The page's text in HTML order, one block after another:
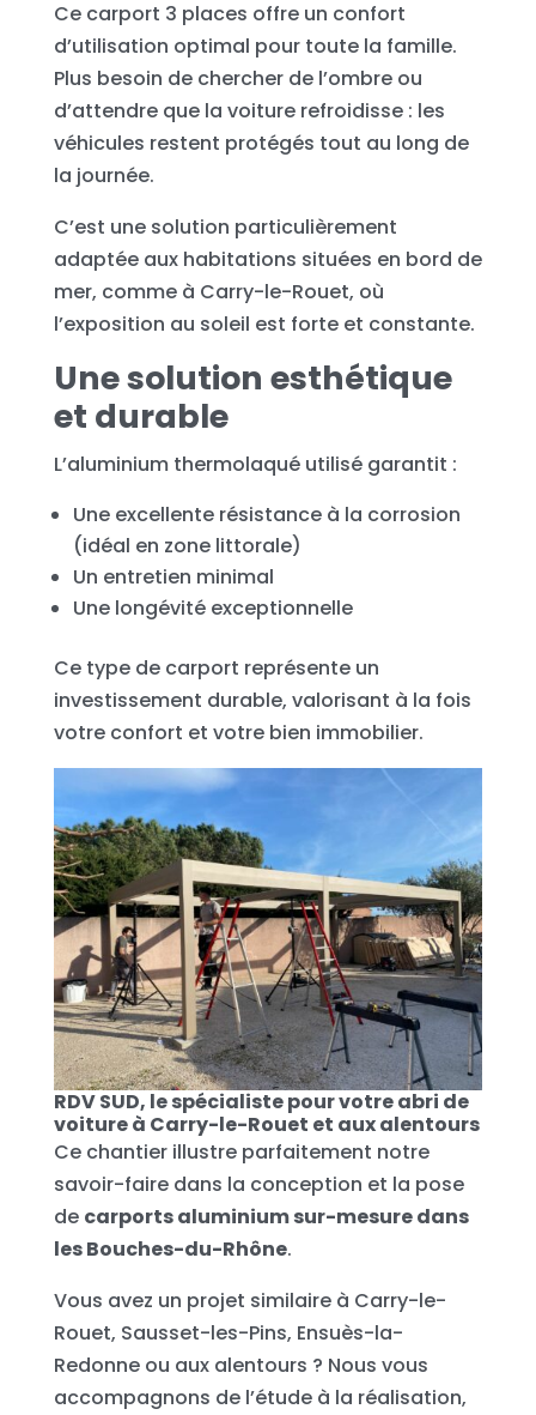
Ce carport 3 places offre un confort
d’utilisation optimal pour toute la famille.
Plus besoin de chercher de l’ombre ou
d’attendre que la voiture refroidisse : les
véhicules restent protégés tout au long de
la journée.
C’est une solution particulièrement
adaptée aux habitations situées en bord de
mer, comme à Carry-le-Rouet, où
l’exposition au soleil est forte et constante.
Une solution esthétique
et durable
L’aluminium thermolaqué utilisé garantit :
Une excellente résistance à la corrosion
(idéal en zone littorale)
Un entretien minimal
Une longévité exceptionnelle
Ce type de carport représente un
investissement durable, valorisant à la fois
votre confort et votre bien immobilier.
RDV SUD, le spécialiste pour votre abri de
voiture à Carry-le-Rouet et aux alentours
Ce chantier illustre parfaitement notre
savoir-faire dans la conception et la pose
de carports aluminium sur-mesure dans
les Bouches-du-Rhône.
Vous avez un projet similaire à Carry-le-
Rouet, Sausset-les-Pins, Ensuès-la-
Redonne ou aux alentours ? Nous vous
accompagnons de l’étude à la réalisation,